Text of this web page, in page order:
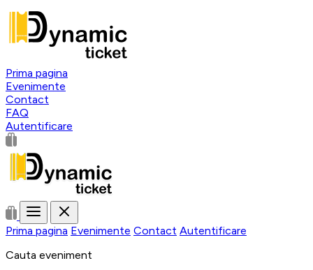
Prima pagina
Evenimente
Contact
FAQ
Autentificare
Prima pagina Evenimente Contact Autentificare
Cauta eveniment